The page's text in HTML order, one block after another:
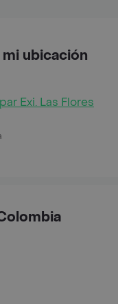
ubicación
Exi. Las Flores